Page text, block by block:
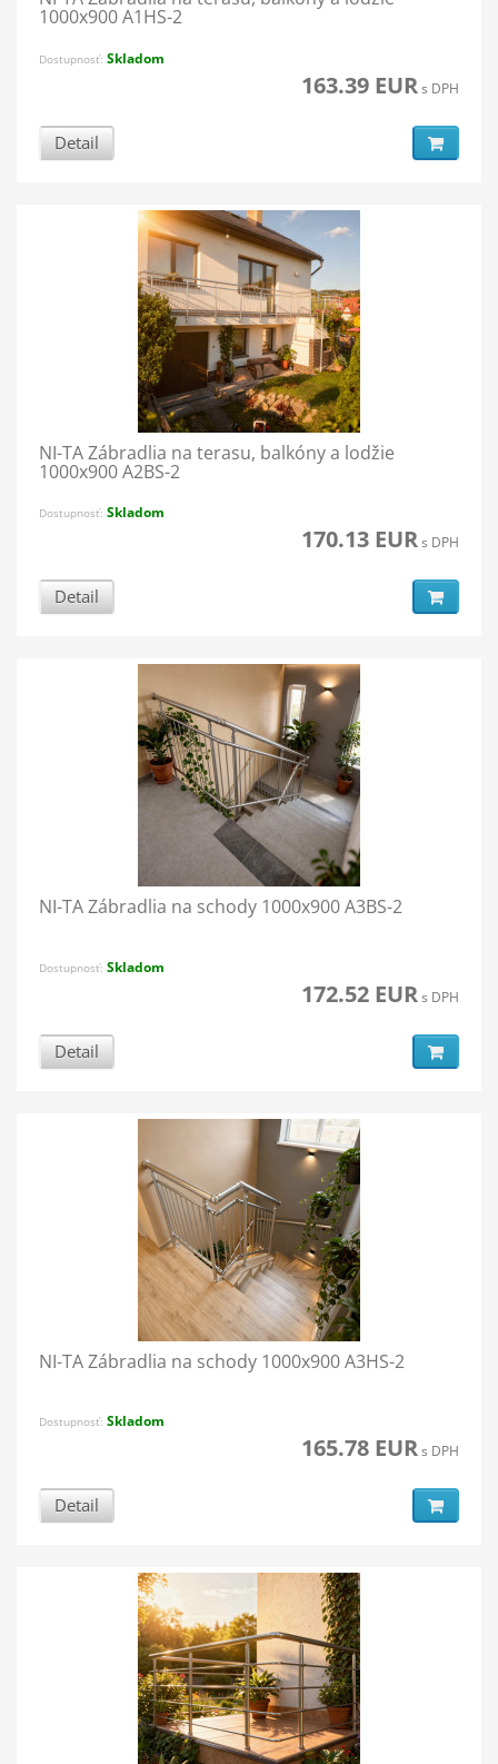
1000x900 A1HS-2
Dostupnosť: Skladom
163.39 EURs DPH
Detail
NI-TA Zábradlia na terasu, balkóny a lodžie
1000x900 A2BS-2
Dostupnosť: Skladom
170.13 EURs DPH
Detail
NI-TA Zábradlia na schody 1000x900 A3BS-2
Dostupnosť: Skladom
172.52 EURs DPH
Detail
NI-TA Zábradlia na schody 1000x900 A3HS-2
Dostupnosť: Skladom
165.78 EURs DPH
Detail